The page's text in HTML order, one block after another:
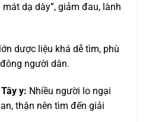
dạ dày”, giảm đau, lành
dược liệu khá dễ tìm, phù
người dân.
y: Nhiều người lo ngại
thận nên tìm đến giải